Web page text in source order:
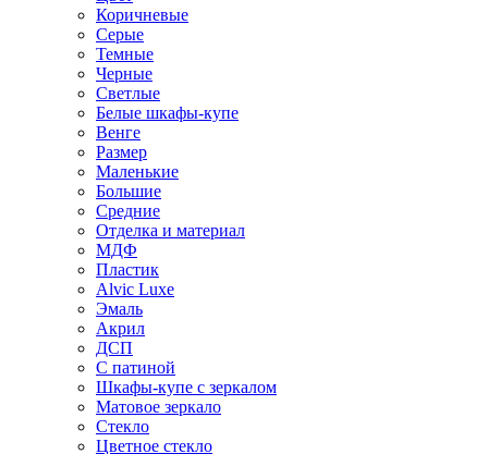
Коричневые
Серые
Темные
Черные
Светлые
Белые шкафы-купе
Венге
Размер
Маленькие
Большие
Средние
Отделка и материал
МДФ
Пластик
Alvic Luxe
Эмаль
Акрил
ДСП
С патиной
Шкафы-купе с зеркалом
Матовое зеркало
Стекло
Цветное стекло